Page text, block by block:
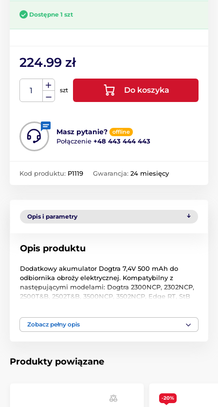
Dostępne 1 szt
224.99 zł
szt Do koszyka
Masz pytanie? offline
Połączenie +48 443 444 443
Kod produktu: P1119 Gwarancja: 24 miesięcy
Opis i parametry
Opis produktu
Dodatkowy akumulator Dogtra 7,4V 500 mAh do
odbiornika obroży elektrycznej. Kompatybilny z
następującymi modelami: Dogtra 2300NCP, 2302NCP,
2500T&B, 2502T&B, 3500NCP, 3502NCP, Edge RT, StB
Zobacz pełny opis
Produkty powiązane
-20%